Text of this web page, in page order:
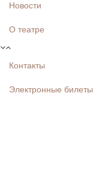
Новости
О театре
Контакты
Электронные билеты